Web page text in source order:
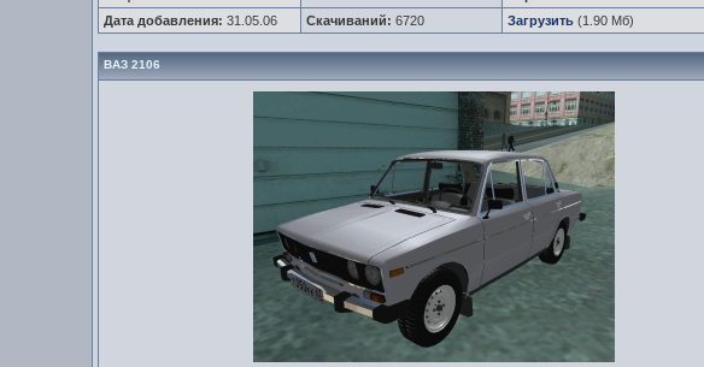
Дата добавления: 31.05.06 Скачиваний: 6720 Загрузить(1.90 Мб)
ВАЗ 2106